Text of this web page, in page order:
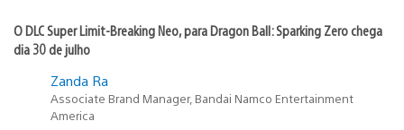
O DLC Super Limit-Breaking Neo, para Dragon Ball: Sparking Zero chega
dia 30 de julho
Zanda Ra
Associate Brand Manager, Bandai Namco Entertainment
America